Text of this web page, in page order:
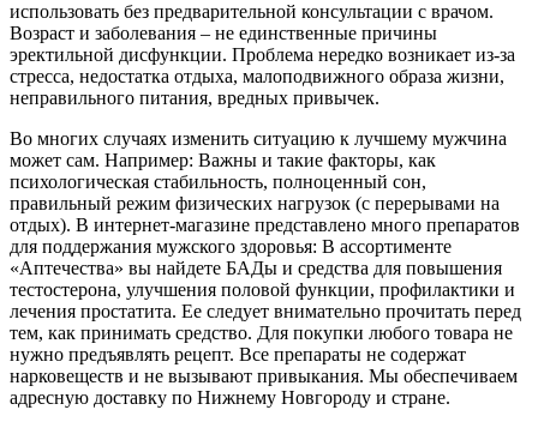
использовать без предварительной консультации с врачом.
Возраст и заболевания – не единственные причины
эректильной дисфункции. Проблема нередко возникает из-за
стресса, недостатка отдыха, малоподвижного образа жизни,
неправильного питания, вредных привычек.
Во многих случаях изменить ситуацию к лучшему мужчина
может сам. Например: Важны и такие факторы, как
психологическая стабильность, полноценный сон,
правильный режим физических нагрузок (с перерывами на
отдых). В интернет-магазине представлено много препаратов
для поддержания мужского здоровья: В ассортименте
«Аптечества» вы найдете БАДы и средства для повышения
тестостерона, улучшения половой функции, профилактики и
лечения простатита. Ее следует внимательно прочитать перед
тем, как принимать средство. Для покупки любого товара не
нужно предъявлять рецепт. Все препараты не содержат
нарковеществ и не вызывают привыкания. Мы обеспечиваем
адресную доставку по Нижнему Новгороду и стране.